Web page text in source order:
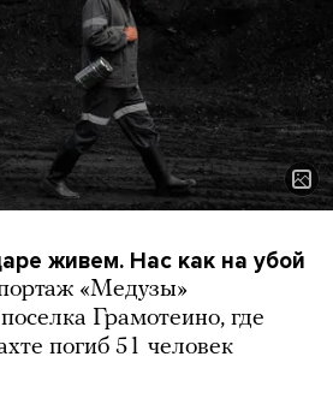
живем. Нас как на убой
«Медузы»
Грамотеино, где
погиб 51 человек